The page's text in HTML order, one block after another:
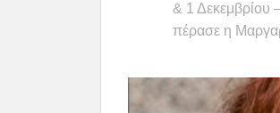
& 1 Δεκεμβρίου
πέρασε η